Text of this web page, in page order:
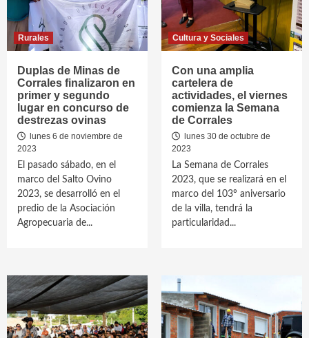
Rurales
Duplas de Minas de
Corrales finalizaron en
primer y segundo
lugar en concurso de
destrezas ovinas
lunes 6 de noviembre de
2023
El pasado sábado, en el
marco del Salto Ovino
2023, se desarrolló en el
predio de la Asociación
Agropecuaria de...
Cultura y Sociales
Con una amplia
cartelera de
actividades, el viernes
comienza la Semana
de Corrales
lunes 30 de octubre de
2023
La Semana de Corrales
2023, que se realizará en el
marco del 103º aniversario
de la villa, tendrá la
particularidad...